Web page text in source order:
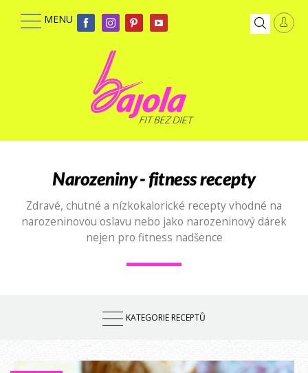
Narozeniny - fitness recepty
Zdravé, chutné a nízkokalorické recepty vhodné na
narozeninovou oslavu nebo jako narozeninový dárek
nejen pro fitness nadšence